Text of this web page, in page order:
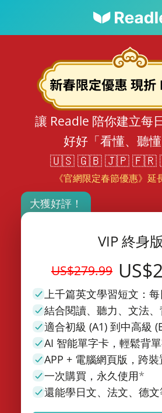
讓 Readle 陪你建立每
好好「看懂、聽
🇺🇸 🇬🇧 🇯🇵 🇫🇷
《官網限定春節優惠》延
大獲好評！
VIP 終身版
US$279.99
上千篇英文學習短文：
結合閱讀、聽力、文法
適合初級 (A1) 到中高級
AI 智能單字卡，輕鬆背
APP + 電腦網頁版，跨
一次購買，永久使用*
還能學日文、法文、德